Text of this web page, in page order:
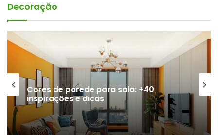
Decoração
Cores de parede para sala: +40
inspirações e dicas